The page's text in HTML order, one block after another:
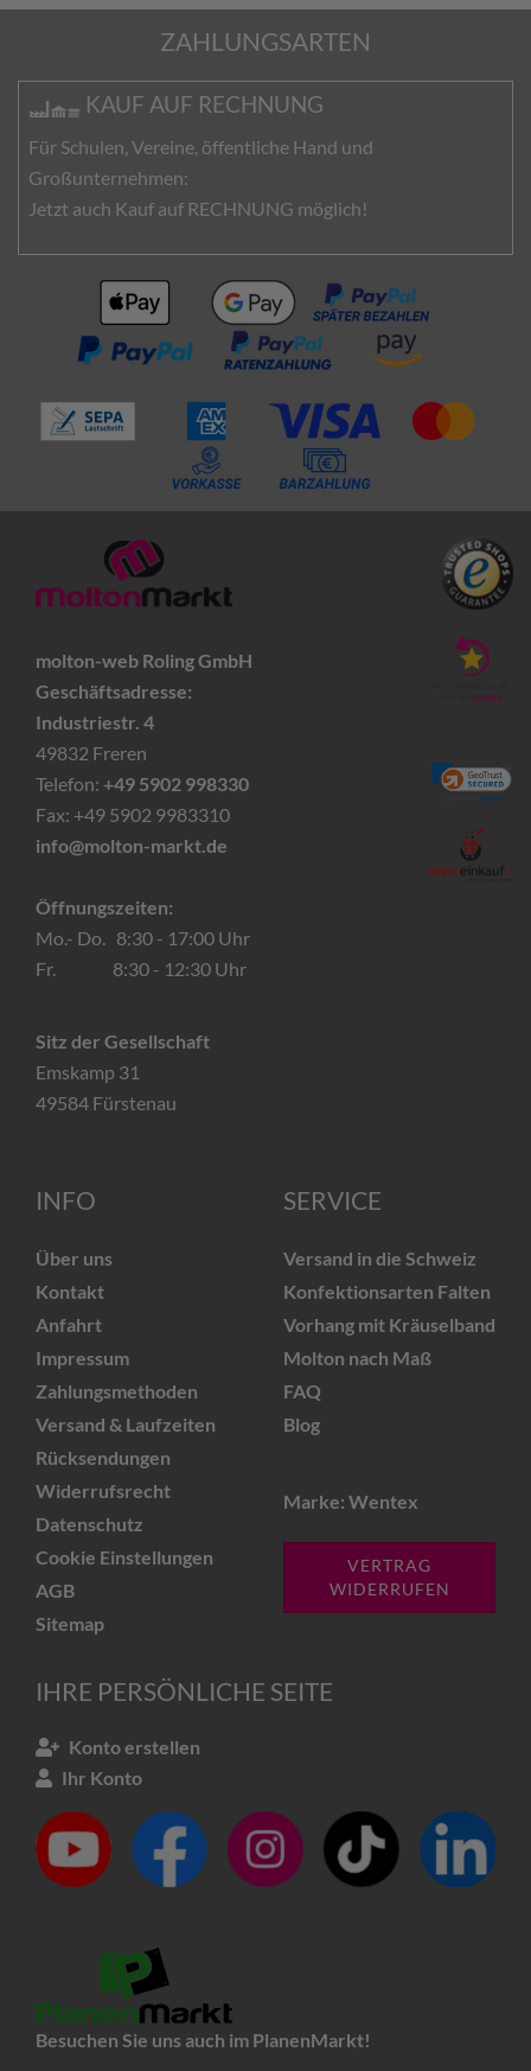
ZAHLUNGSARTEN
KAUF AUF RECHNUNG
Für Schulen, Vereine, öffentliche Hand und
Großunternehmen:
Jetzt auch Kauf auf RECHNUNG möglich!
molton-web Roling GmbH
Geschäftsadresse:
Industriestr. 4
49832 Freren
Telefon: +49 5902 998330
Fax: +49 5902 9983310
info@molton-markt.de
Öffnungszeiten:
Mo.- Do. 8:30 - 17:00 Uhr
Fr. 8:30 - 12:30 Uhr
Sitz der Gesellschaft
Emskamp 31
49584 Fürstenau
INFO
Über uns
Kontakt
Anfahrt
Impressum
Zahlungsmethoden
Versand & Laufzeiten
Rücksendungen
Widerrufsrecht
Datenschutz
Cookie Einstellungen
AGB
Sitemap
SERVICE
Versand in die Schweiz
Konfektionsarten Falten
Vorhang mit Kräuselband
Molton nach Maß
FAQ
Blog
Marke: Wentex
VERTRAG
WIDERRUFEN
IHRE PERSÖNLICHE SEITE
Konto erstellen
Ihr Konto
Besuchen Sie uns auch im PlanenMarkt!